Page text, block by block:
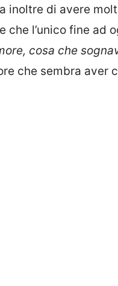
che l’unico fine ad
cosa che
che sembra aver